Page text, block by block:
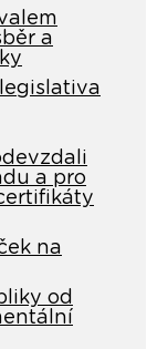
a
a pro
na
od